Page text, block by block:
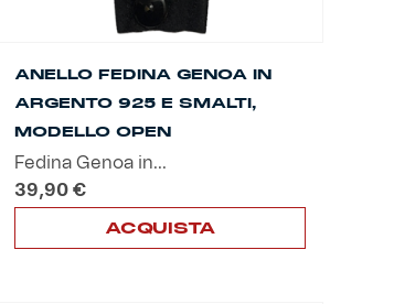
ANELLO FEDINA GENOA IN
ARGENTO 925 E SMALTI,
MODELLO OPEN
Fedina Genoa in...
39,90 €
ACQUISTA